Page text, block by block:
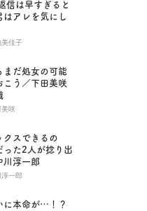
信は早すぎると
はアレを気にし
美佳子
まだ処女の可能
こう／下田美咲
美咲
クスできるの
った2人が捻り出
川淳一郎
淳一郎
に本命が…！？